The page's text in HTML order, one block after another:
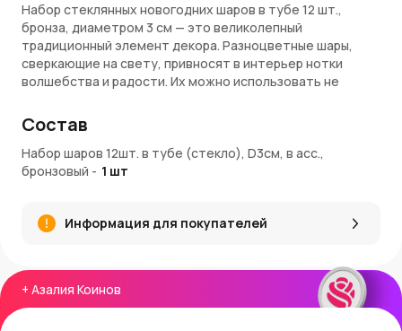
+ Азалия Коинов
Набор стеклянных новогодних шаров в тубе 12 шт.,
бронза, диаметром 3 см — это великолепный
традиционный элемент декора. Разноцветные шары,
сверкающие на свету, привносят в интерьер нотки
волшебства и радости. Их можно использовать не
создания стильных композиции по всему дому.
Материалы и качество
Украшение выполнено из тонкого стекла с нанесением
глянцевая и с текстурным напылением. Краска на
игрушках устойчива, не оставляет следов на руках и
незаменимыми для украшения настольных елок или
миниатюрных новогодних композиций.
Состав
Набор шаров 12шт. в тубе (стекло), D3см, в асс.,
бронзовый - 1 шт
Информация для покупателей